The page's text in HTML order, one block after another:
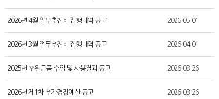
2026년 4월 업무추진비 집행내역 공고 2026-05-01
2026년 3월 업무추진비 집행내역 공고 2026-04-01
2025년 후원금품 수입 및 사용결과 공고 2026-03-26
2026년 제1차 추가경정예산 공고 2026-03-26